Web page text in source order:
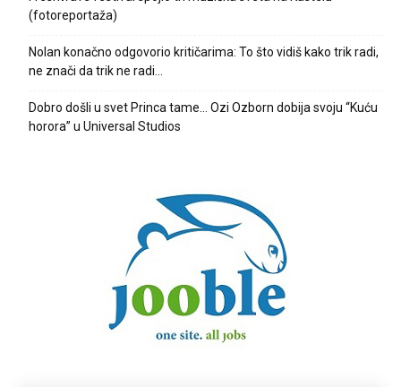
(fotoreportaža)
Nolan konačno odgovorio kritičarima: To što vidiš kako trik radi,
ne znači da trik ne radi…
Dobro došli u svet Princa tame… Ozi Ozborn dobija svoju “Kuću
horora” u Universal Studios